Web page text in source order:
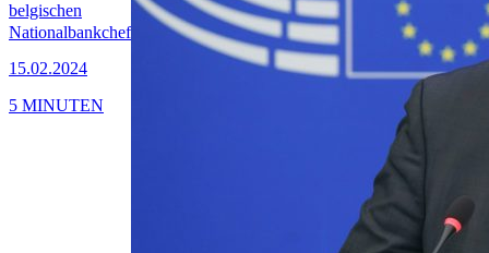
belgischen
Nationalbankchef
15.02.2024
5 MINUTEN